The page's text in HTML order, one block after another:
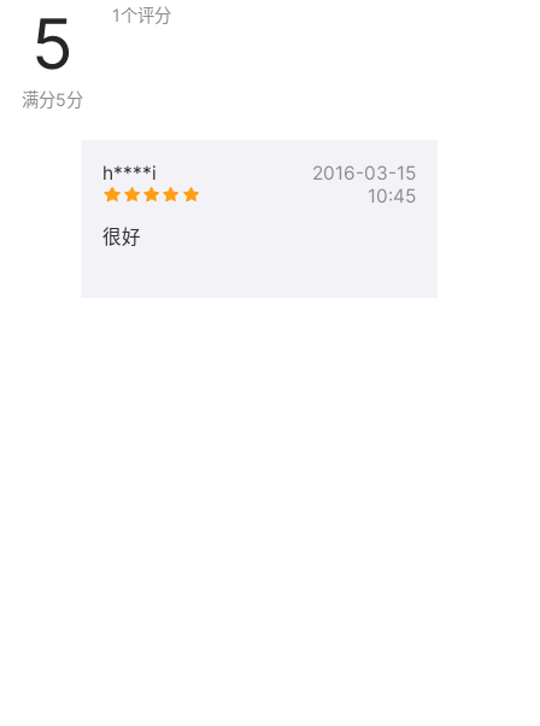
5
满分5分
1个评分
h****i
2016-03-15
10:45
很好